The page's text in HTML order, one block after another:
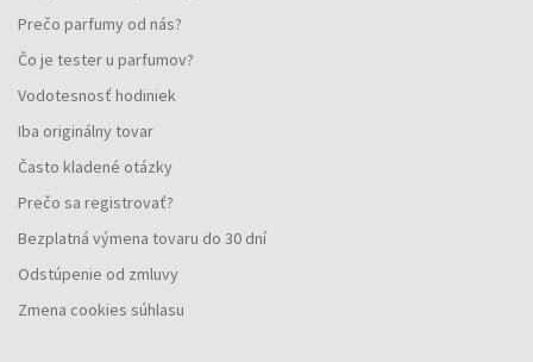
Prečo parfumy od nás?
Čo je tester u parfumov?
Vodotesnosť hodiniek
Iba originálny tovar
Často kladené otázky
Prečo sa registrovať?
Bezplatná výmena tovaru do 30 dní
Odstúpenie od zmluvy
Zmena cookies súhlasu